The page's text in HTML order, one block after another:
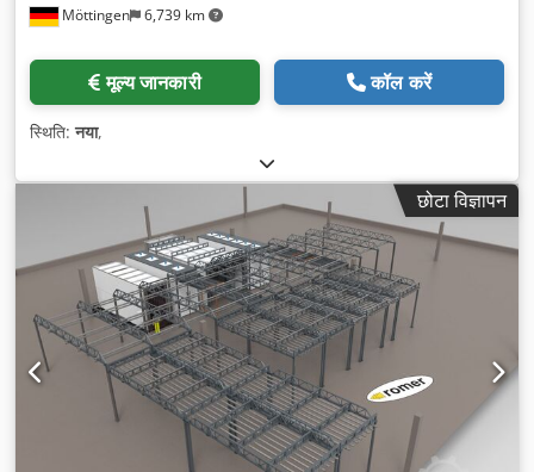
Möttingen 6,739 km
मूल्य जानकारी कॉल करें
स्थिति:नया,
छोटा विज्ञापन